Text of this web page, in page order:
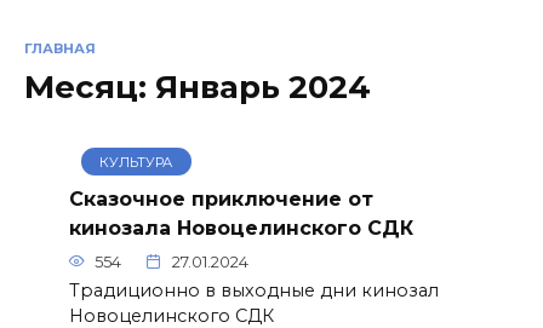
ГЛАВНАЯ
Месяц: Январь 2024
КУЛЬТУРА
Сказочное приключение от
кинозала Новоцелинского СДК
554 27.01.2024
Традиционно в выходные дни кинозал
Новоцелинского СДК